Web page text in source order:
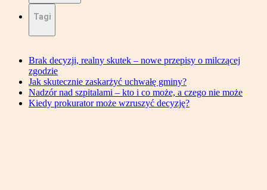
Tagi
Brak decyzji, realny skutek – nowe przepisy o milczącej
zgodzie
Jak skutecznie zaskarżyć uchwałę gminy?
Nadzór nad szpitalami – kto i co może, a czego nie może
Kiedy prokurator może wzruszyć decyzję?